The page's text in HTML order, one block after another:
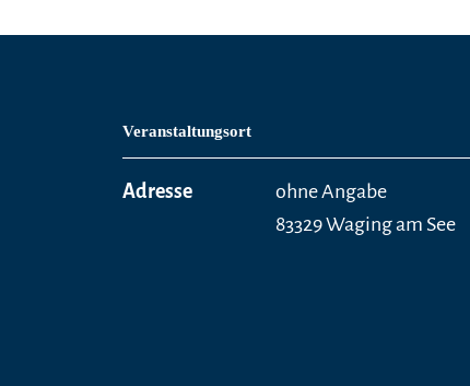
Veranstaltungsort
Adresse
ohne Angabe
83329 Waging am See